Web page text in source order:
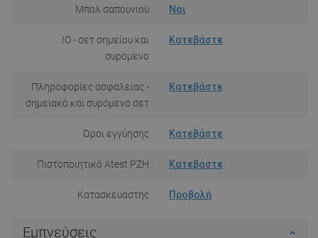
Μπολ σαπουνιού Ναι
IO - σετ σημείου και
συρόμενο
Κατεβάστε
Πληροφορίες ασφαλείας -
σημειακό και συρόμενο σετ
Κατεβάστε
Όροι εγγύησης Κατεβάστε
Πιστοποιητικό Atest PZH Κατεβάστε
Κατασκευαστής Προβολή
Εμπνεύσεις